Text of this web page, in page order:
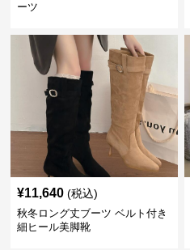
ーツ
¥11,640 (税込)
秋冬ロング丈ブーツ ベルト付き
細ヒール美脚靴